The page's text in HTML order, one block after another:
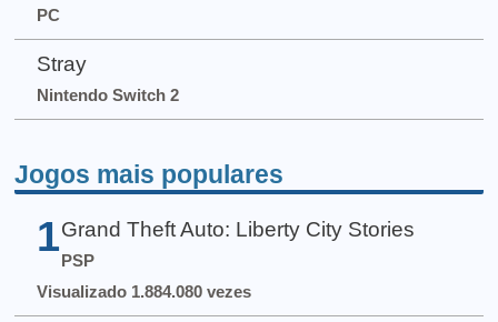
PC
Stray
Nintendo Switch 2
Jogos mais populares
1 Grand Theft Auto: Liberty City Stories
PSP
Visualizado 1.884.080 vezes